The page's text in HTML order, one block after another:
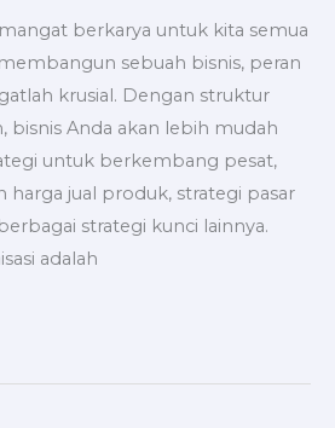
berkarya untuk kita semua
sebuah bisnis, peran
krusial. Dengan struktur
bisnis Anda akan lebih mudah
untuk berkembang pesat,
harga jual produk, strategi pasar
strategi kunci lainnya.
adalah